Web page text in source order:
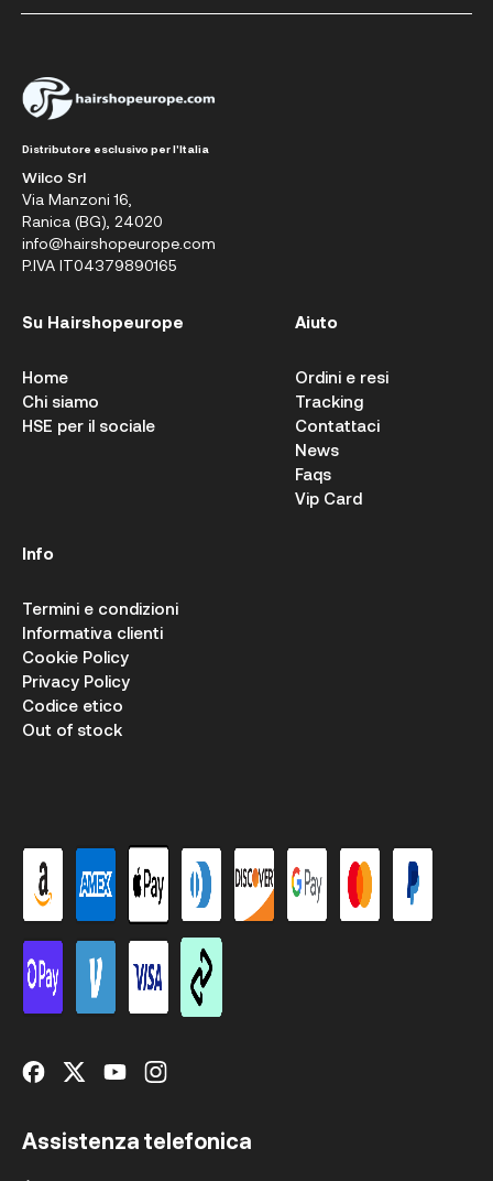
Distributore esclusivo per l'Italia
Wilco Srl
Via Manzoni 16,
Ranica (BG), 24020
info@hairshopeurope.com
P.IVA IT04379890165
Su Hairshopeurope
Home
Chi siamo
HSE per il sociale
Aiuto
Ordini e resi
Tracking
Contattaci
News
Faqs
Vip Card
Info
Termini e condizioni
Informativa clienti
Cookie Policy
Privacy Policy
Codice etico
Out of stock
Assistenza telefonica